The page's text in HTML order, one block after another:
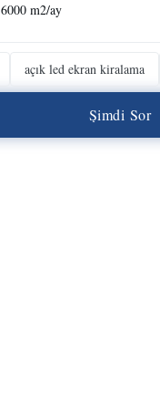
6000 m2/ay
açık led ekran kiralama
Şimdi Sor